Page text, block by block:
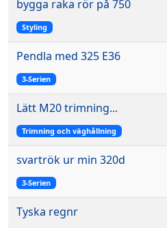
bygga raka rör på 750
Styling
Pendla med 325 E36
3-Serien
Lätt M20 trimning...
Trimning och väghållning
svartrök ur min 320d
3-Serien
Tyska regnr